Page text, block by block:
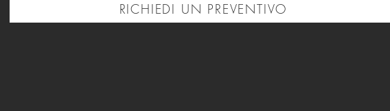
RICHIEDI UN PREVENTIVO